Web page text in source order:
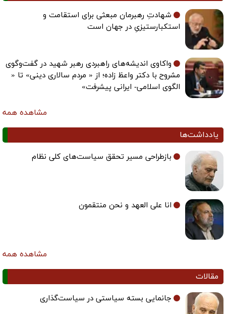
شهادتِ رهبرمان مبعثی برای استقامت و
استکبارستیزیِ در جهان است
واکاوی اندیشه‌های راهبردی رهبر شهید در گفت‌وگوی
مشروح با دکتر واعظ زاده؛ از « مردم سالاری دینی» تا «
الگوی اسلامی- ایرانی پیشرفت»
مشاهده همه
یادداشت‌ها
بازطراحی مسیر تحقق سیاست‌های کلی نظام
انا علی العهد و نحن منتقمون
مشاهده همه
مقالات
جانمایی بسته سیاستی در سیاست‌گذاری